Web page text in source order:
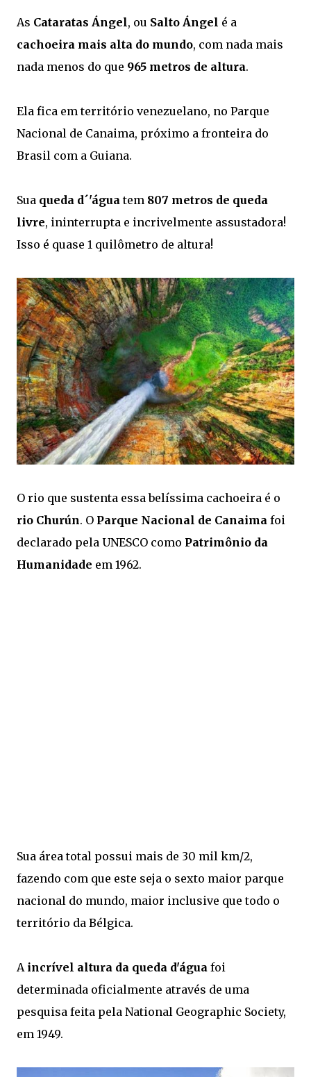
As Cataratas Ángel, ou Salto Ángel é a
cachoeira mais alta do mundo, com nada mais
nada menos do que 965 metros de altura.
Ela fica em território venezuelano, no Parque
Nacional de Canaima, próximo a fronteira do
Brasil com a Guiana.
Sua queda d´'água tem 807 metros de queda
livre, ininterrupta e incrivelmente assustadora!
Isso é quase 1 quilômetro de altura!
O rio que sustenta essa belíssima cachoeira é o
rio Churún. O Parque Nacional de Canaima foi
declarado pela UNESCO como Patrimônio da
Humanidade em 1962.
Sua área total possui mais de 30 mil km/2,
fazendo com que este seja o sexto maior parque
nacional do mundo, maior inclusive que todo o
território da Bélgica.
A incrível altura da queda d'água foi
determinada oficialmente através de uma
pesquisa feita pela National Geographic Society,
em 1949.